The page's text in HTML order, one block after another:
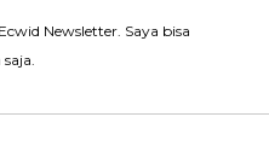
Newsletter. Saya bisa